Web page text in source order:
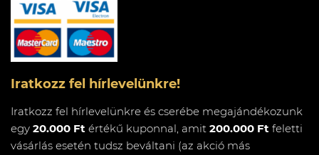
Iratkozz fel hírlevelünkre!
Iratkozz fel hírlevelünkre és cserébe megajándékozunk
egy 20.000 Ft értékű kuponnal, amit 200.000 Ft feletti
vásárlás esetén tudsz beváltani (az akció más